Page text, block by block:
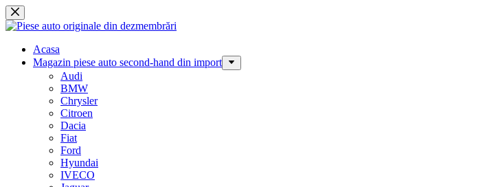
Sari
la
Acasa
Magazin piese auto second-hand din import
Audi
BMW
Chrysler
Citroen
Dacia
Fiat
Ford
Hyundai
IVECO